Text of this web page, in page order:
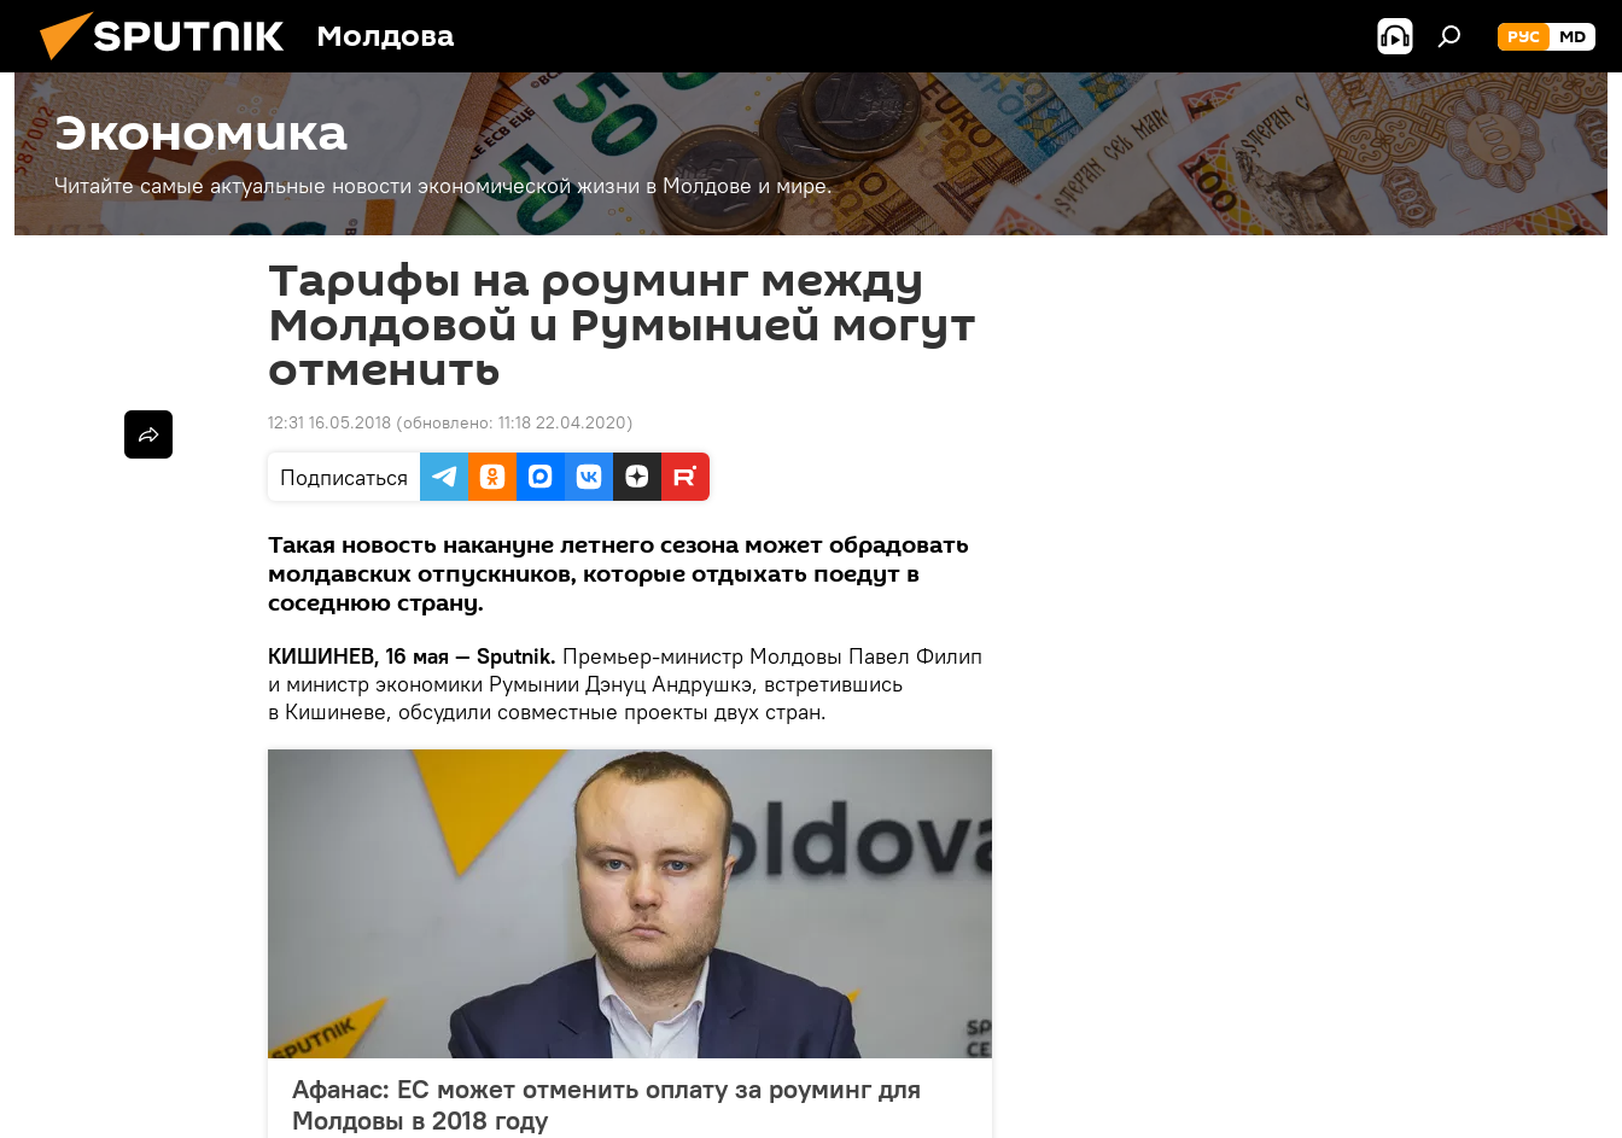
Молдова РУС MD
Экономика
Читайте самые актуальные новости экономической жизни в Молдове и мире.
Тарифы на роуминг между
Молдовой и Румынией могут
отменить
12:31 16.05.2018 (обновлено: 11:18 22.04.2020)
Подписаться
Такая новость накануне летнего сезона может обрадовать
молдавских отпускников, которые отдыхать поедут в
соседнюю страну.
КИШИНЕВ, 16 мая — Sputnik. Премьер-министр Молдовы Павел Филип
и министр экономики Румынии Дэнуц Андрушкэ, встретившись
в Кишиневе, обсудили совместные проекты двух стран.
Афанас: ЕС может отменить оплату за роуминг для
Молдовы в 2018 году